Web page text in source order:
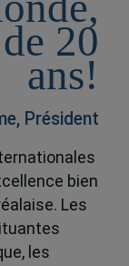
20
ans!
Président
bien
Les
les